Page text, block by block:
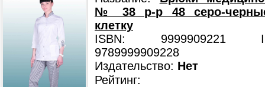
№ 38 р-р 48 серо-
клетку
ISBN: 9999909221
9789999909228
Издательство: Нет
Рейтинг: